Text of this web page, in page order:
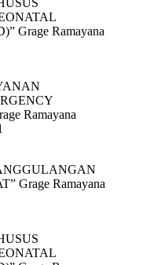
Grage Ramayana
Ramayana
Grage Ramayana